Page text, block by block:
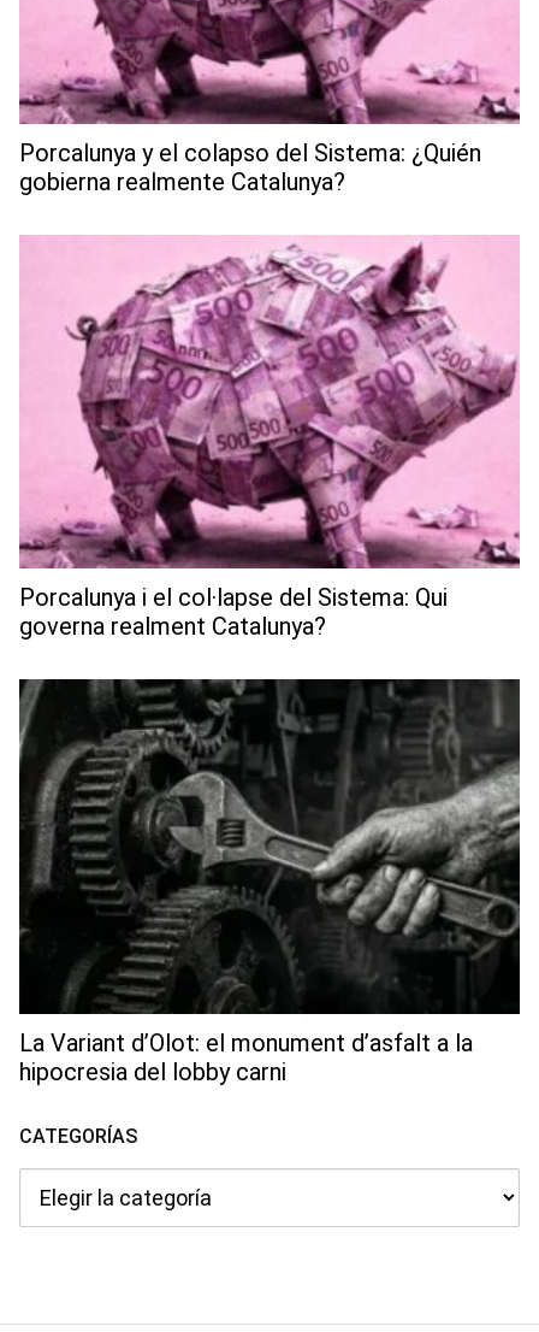
Porcalunya y el colapso del Sistema: ¿Quién
gobierna realmente Catalunya?
Porcalunya i el col·lapse del Sistema: Qui
governa realment Catalunya?
La Variant d’Olot: el monument d’asfalt a la
hipocresia del lobby carni
CATEGORÍAS